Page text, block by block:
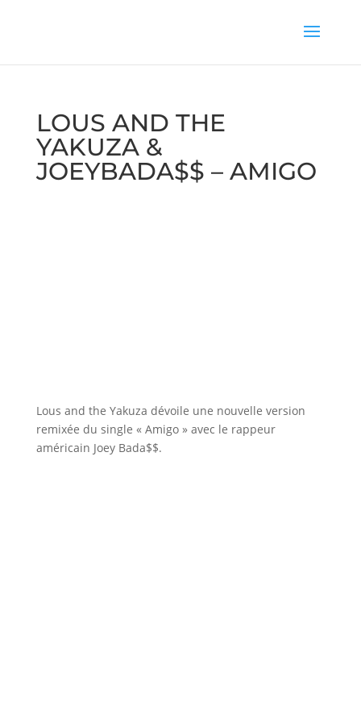
LOUS AND THE
YAKUZA &
JOEYBADA$$ – AMIGO
Lous and the Yakuza dévoile une nouvelle version
remixée du single « Amigo » avec le rappeur
américain Joey Bada$$.